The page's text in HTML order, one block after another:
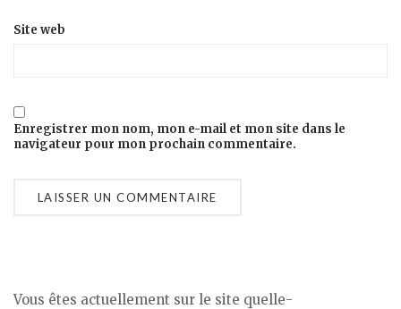
Site web
Enregistrer mon nom, mon e-mail et mon site dans le
navigateur pour mon prochain commentaire.
Vous êtes actuellement sur le site quelle-